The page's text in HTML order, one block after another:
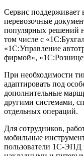
Сервис поддерживает
перевозочные
популярных решений
том числе с
«1С:Управление
фирмой»,
При необходимости
адаптировать под
дополнительные
другими системами,
отдельных операций.
Для сотрудников,
мобильные
пользователи 1С-ЭПД